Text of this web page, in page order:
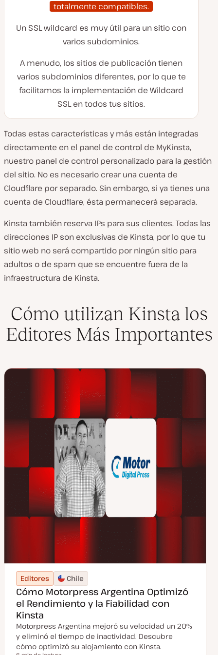
totalmente compatibles.
Un SSL wildcard es muy útil para un sitio con
varios subdominios.
A menudo, los sitios de publicación tienen
varios subdominios diferentes, por lo que te
facilitamos la implementación de Wildcard
SSL en todos tus sitios.
Todas estas características y más están integradas
directamente en el panel de control de MyKinsta,
nuestro panel de control personalizado para la gestión
del sitio. No es necesario crear una cuenta de
Cloudflare por separado. Sin embargo, si ya tienes una
cuenta de Cloudflare, ésta permanecerá separada.
Kinsta también reserva IPs para sus clientes. Todas las
direcciones IP son exclusivas de Kinsta, por lo que tu
sitio web no será compartido por ningún sitio para
adultos o de spam que se encuentre fuera de la
infraestructura de Kinsta.
Cómo utilizan Kinsta los
Editores Más Importantes
Editores Chile
Cómo Motorpress Argentina Optimizó
el Rendimiento y la Fiabilidad con
Kinsta
Motorpress Argentina mejoró su velocidad un 20%
y eliminó el tiempo de inactividad. Descubre
cómo optimizó su alojamiento con Kinsta.